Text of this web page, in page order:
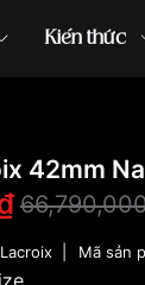
Kiến thức
42mm
Mã sản